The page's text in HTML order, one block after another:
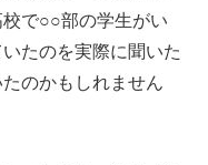
で○○部の学生がい
たのを実際に聞いた
のかもしれません